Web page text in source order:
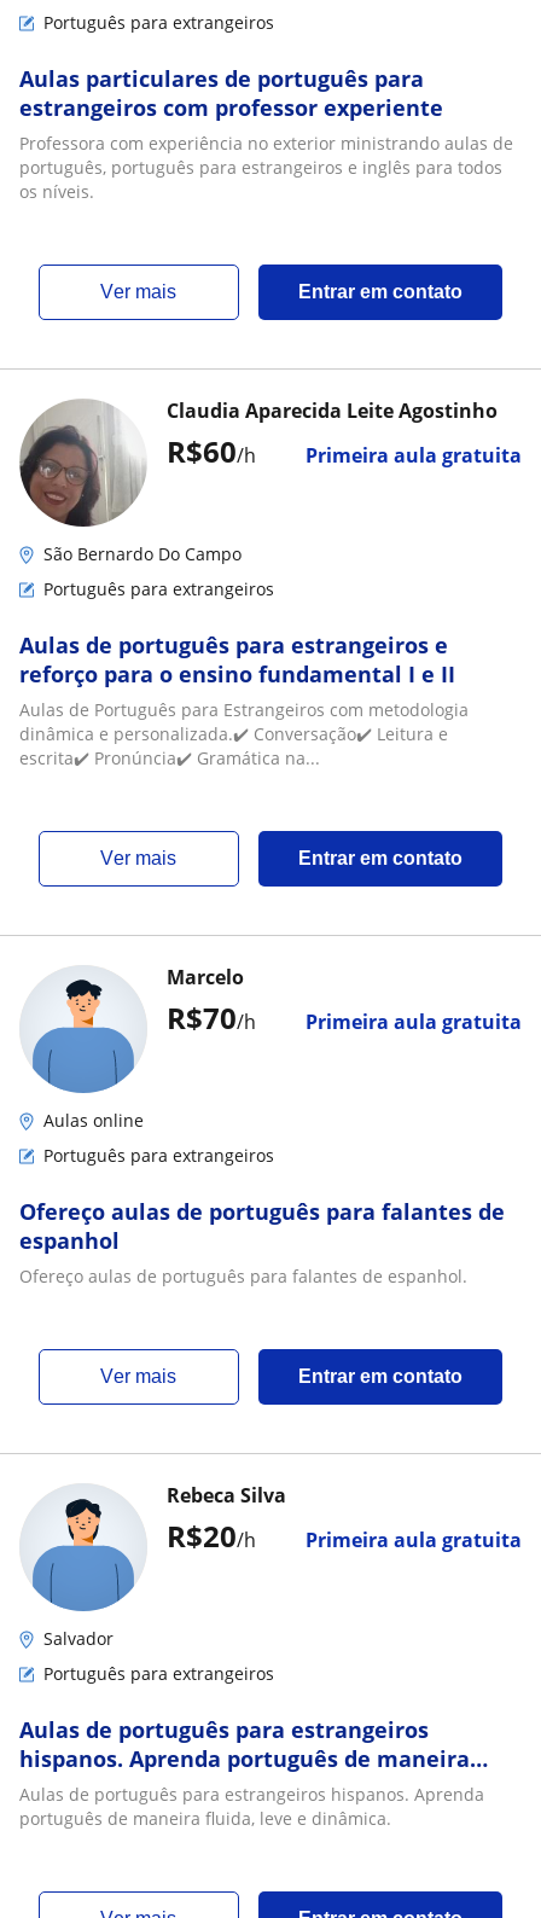
Português para extrangeiros
Aulas particulares de português para
estrangeiros com professor experiente
Professora com experiência no exterior ministrando aulas de
português, português para estrangeiros e inglês para todos
os níveis.
ver mais Entrar em contato
R$60/h Primeira aula gratuita
Claudia Aparecida Leite Agostinho
São Bernardo Do Campo
Português para extrangeiros
Aulas de português para estrangeiros e
reforço para o ensino fundamental I e II
Aulas de Português para Estrangeiros com metodologia
dinâmica e personalizada.✔️ Conversação✔️ Leitura e
escrita✔️ Pronúncia✔️ Gramática na...
ver mais Entrar em contato
R$70/h Primeira aula gratuita
Marcelo
Aulas online
Português para extrangeiros
Ofereço aulas de português para falantes de
espanhol
Ofereço aulas de português para falantes de espanhol.
ver mais Entrar em contato
R$20/h Primeira aula gratuita
Rebeca Silva
Salvador
Português para extrangeiros
Aulas de português para estrangeiros
hispanos. Aprenda português de maneira
fluida, leve e dinâmica
Aulas de português para estrangeiros hispanos. Aprenda
português de maneira fluida, leve e dinâmica.